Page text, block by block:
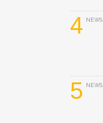
4 NEWS
5 NEWS